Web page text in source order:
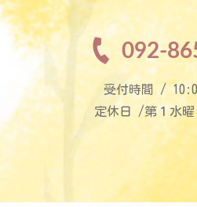
092-
受付時間 /
定休日 /第１水曜